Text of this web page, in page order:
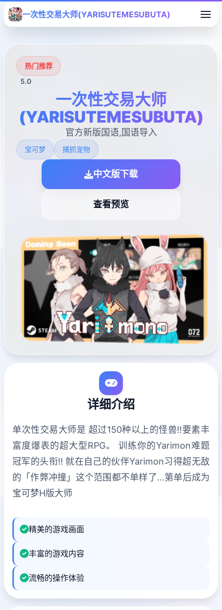
一次性交易大师(YARISUTEMESUBUTA)
热门推荐
5.0
一次性交易大师
(YARISUTEMESUBUTA)
官方新版国语,国语导入
宝可梦 捕抓宠物
中文版下载
查看预览
详细介绍
单次性交易大师是 超过150种以上的怪兽!!要素丰
富度爆表的超大型RPG。 训练你的Yarimon难题
冠军的头衔!! 就在自己的伙伴Yarimon习得超无敌
的「作弊冲撞」这个范围都不单样了...第单后成为
宝可梦H版大师
精美的游戏画面
丰富的游戏内容
流畅的操作体验